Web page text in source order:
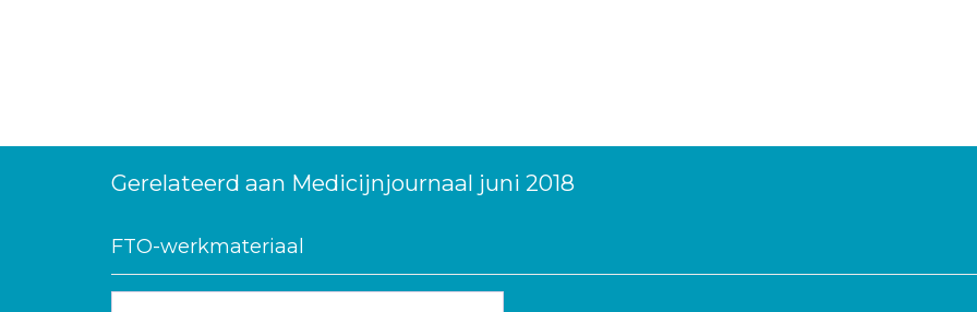
Gerelateerd aan Medicijnjournaal juni 2018
FTO-werkmateriaal